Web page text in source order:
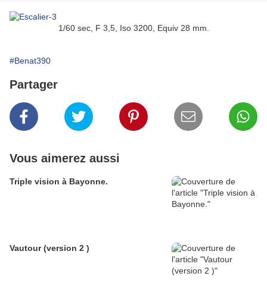
1/60 sec, F 3,5, Iso 3200, Equiv 28 mm.
#Benat390
Partager
Vous aimerez aussi
Triple vision à Bayonne.
Vautour (version 2 )